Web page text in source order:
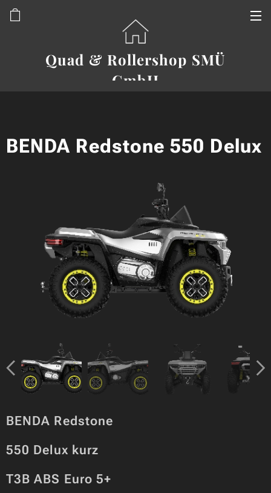
Quad & Rollershop SMÜ
GmbH
BENDA Redstone 550 Delux
BENDA Redstone
550 Delux kurz
T3B ABS Euro 5+